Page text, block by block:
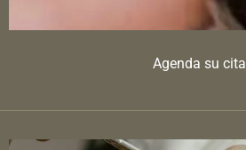
Agenda su cita